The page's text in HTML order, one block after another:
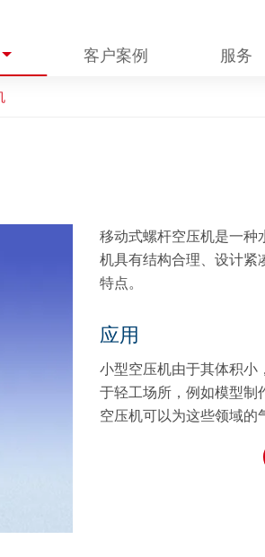
客户案例 服务
移动式螺杆空压机是一种
机具有结构合理、设计
特点。
应用
小型空压机由于其体积小
于轻工场所，例如模型制
空压机可以为这些领域的